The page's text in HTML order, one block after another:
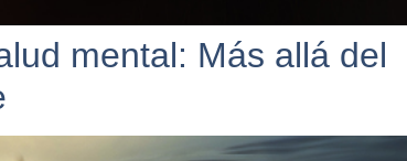
mental: Más allá del